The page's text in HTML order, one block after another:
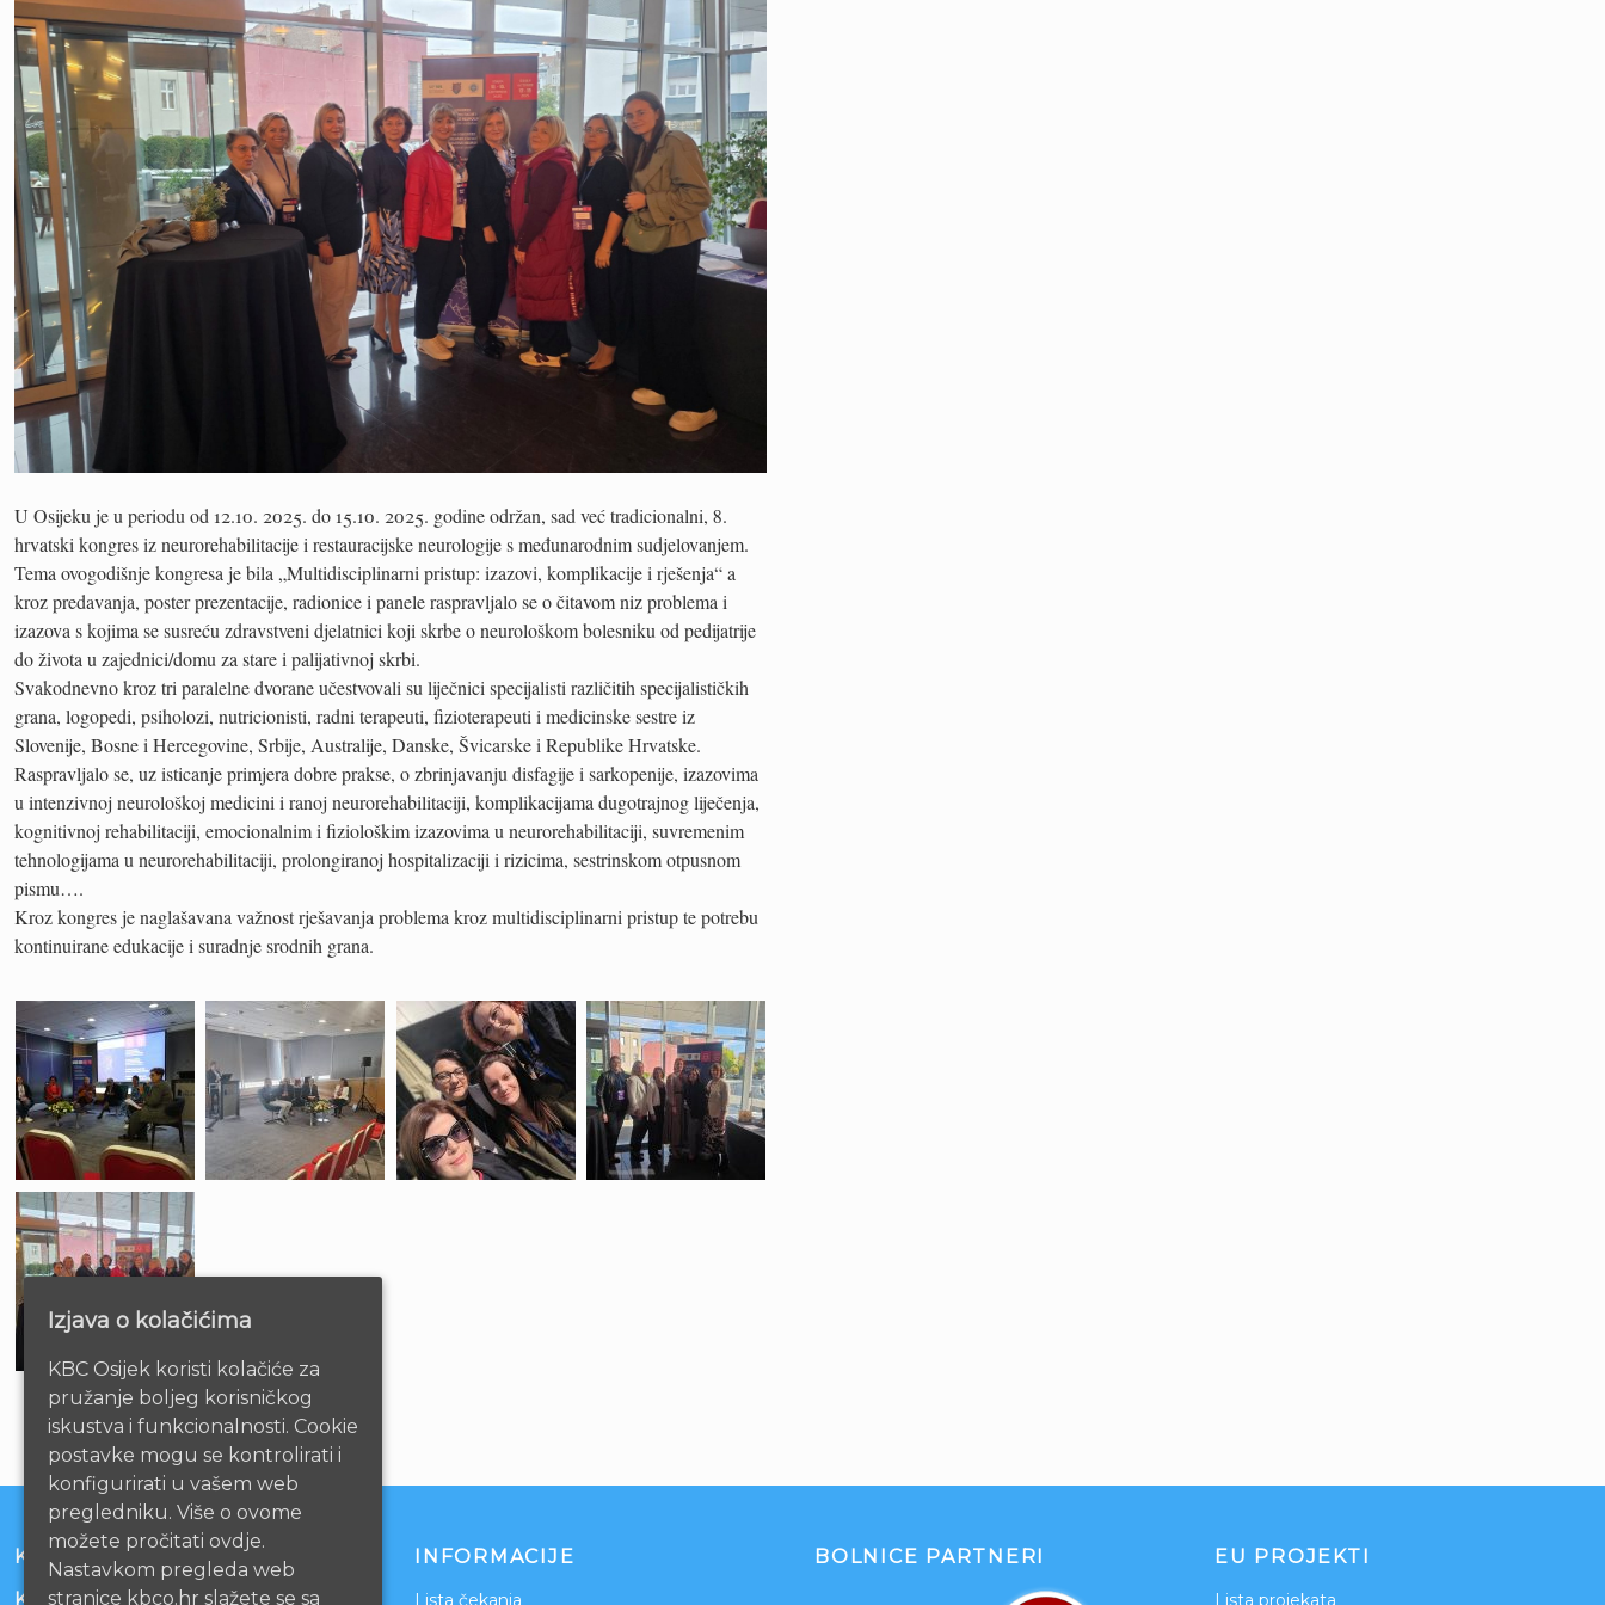
U Osijeku je u periodu od 12.10. 2025. do 15.10. 2025. godine održan, sad već tradicionalni, 8.
hrvatski kongres iz neurorehabilitacije i restauracijske neurologije s međunarodnim sudjelovanjem.
Tema ovogodišnje kongresa je bila „Multidisciplinarni pristup: izazovi, komplikacije i rješenja“ a
kroz predavanja, poster prezentacije, radionice i panele raspravljalo se o čitavom niz problema i
izazova s kojima se susreću zdravstveni djelatnici koji skrbe o neurološkom bolesniku od pedijatrije
do života u zajednici/domu za stare i palijativnoj skrbi.
Svakodnevno kroz tri paralelne dvorane učestvovali su liječnici specijalisti različitih specijalističkih
grana, logopedi, psiholozi, nutricionisti, radni terapeuti, fizioterapeuti i medicinske sestre iz
Slovenije, Bosne i Hercegovine, Srbije, Australije, Danske, Švicarske i Republike Hrvatske.
Raspravljalo se, uz isticanje primjera dobre prakse, o zbrinjavanju disfagije i sarkopenije, izazovima
u intenzivnoj neurološkoj medicini i ranoj neurorehabilitaciji, komplikacijama dugotrajnog liječenja,
kognitivnoj rehabilitaciji, emocionalnim i fiziološkim izazovima u neurorehabilitaciji, suvremenim
tehnologijama u neurorehabilitaciji, prolongiranoj hospitalizaciji i rizicima, sestrinskom otpusnom
pismu….
Kroz kongres je naglašavana važnost rješavanja problema kroz multidisciplinarni pristup te potrebu
kontinuirane edukacije i suradnje srodnih grana.
KONTAKT
Klinički bolnički centar Osijek
INFORMACIJE BOLNICE PARTNERI EU PROJEKTI
Izjava o kolačićima
KBC Osijek koristi kolačiće za
pružanje boljeg korisničkog
iskustva i funkcionalnosti. Cookie
postavke mogu se kontrolirati i
konfigurirati u vašem web
pregledniku. Više o ovome
možete pročitati ovdje.
Nastavkom pregleda web
stranice kbco.hr slažete se sa